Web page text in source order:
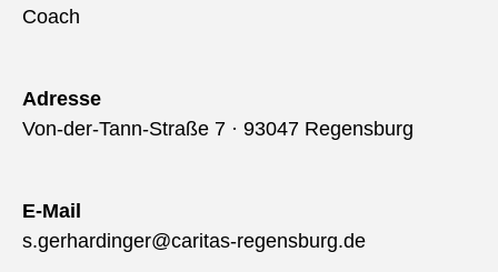
Coach
Adresse
Von-der-Tann-Straße 7 · 93047 Regensburg
E-Mail
s.gerhardinger@caritas-regensburg.de